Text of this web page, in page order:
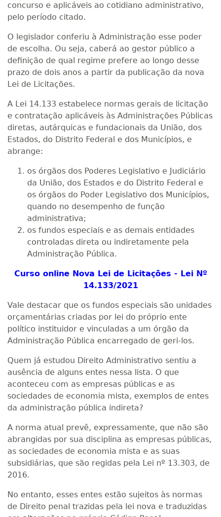
concurso e aplicáveis ao cotidiano administrativo,
pelo período citado.
O legislador conferiu à Administração esse poder
de escolha. Ou seja, caberá ao gestor público a
definição de qual regime prefere ao longo desse
prazo de dois anos a partir da publicação da nova
Lei de Licitações.
A Lei 14.133 estabelece normas gerais de licitação
e contratação aplicáveis às Administrações Públicas
diretas, autárquicas e fundacionais da União, dos
Estados, do Distrito Federal e dos Municípios, e
abrange:
os órgãos dos Poderes Legislativo e Judiciário
da União, dos Estados e do Distrito Federal e
os órgãos do Poder Legislativo dos Municípios,
quando no desempenho de função
administrativa;
os fundos especiais e as demais entidades
controladas direta ou indiretamente pela
Administração Pública.
Curso online Nova Lei de Licitações - Lei Nº
14.133/2021
Vale destacar que os fundos especiais são unidades
orçamentárias criadas por lei do próprio ente
político instituidor e vinculadas a um órgão da
Administração Pública encarregado de geri-los.
Quem já estudou Direito Administrativo sentiu a
ausência de alguns entes nessa lista. O que
aconteceu com as empresas públicas e as
sociedades de economia mista, exemplos de entes
da administração pública indireta?
A norma atual prevê, expressamente, que não são
abrangidas por sua disciplina as empresas públicas,
as sociedades de economia mista e as suas
subsidiárias, que são regidas pela Lei nº 13.303, de
2016.
No entanto, esses entes estão sujeitos às normas
de Direito penal trazidas pela lei nova e traduzidas